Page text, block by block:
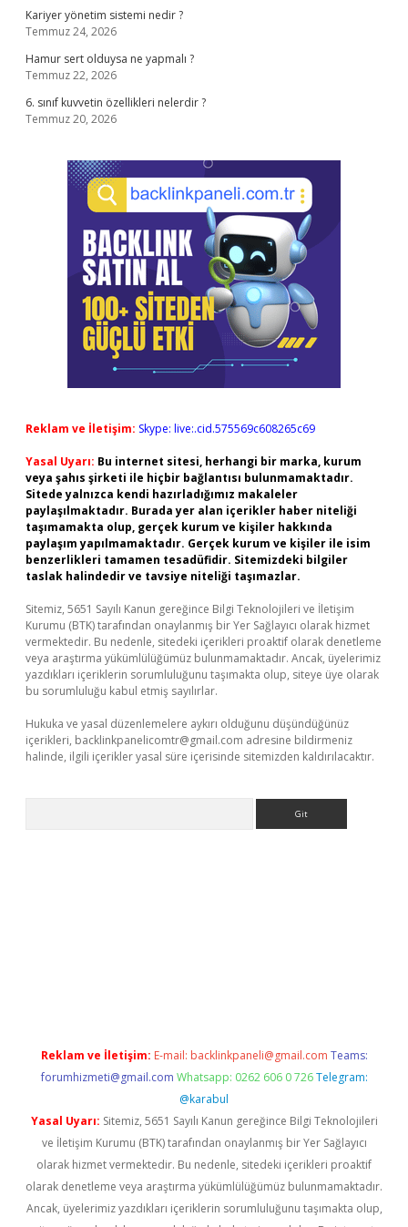
Kariyer yönetim sistemi nedir ?
Temmuz 24, 2026
Hamur sert olduysa ne yapmalı ?
Temmuz 22, 2026
6. sınıf kuvvetin özellikleri nelerdir ?
Temmuz 20, 2026
Reklam ve İletişim: Skype: live:.cid.575569c608265c69
Yasal Uyarı: Bu internet sitesi, herhangi bir marka, kurum
veya şahıs şirketi ile hiçbir bağlantısı bulunmamaktadır.
Sitede yalnızca kendi hazırladığımız makaleler
paylaşılmaktadır. Burada yer alan içerikler haber niteliği
taşımamakta olup, gerçek kurum ve kişiler hakkında
paylaşım yapılmamaktadır. Gerçek kurum ve kişiler ile isim
benzerlikleri tamamen tesadüfidir. Sitemizdeki bilgiler
taslak halindedir ve tavsiye niteliği taşımazlar.
Sitemiz, 5651 Sayılı Kanun gereğince Bilgi Teknolojileri ve İletişim
Kurumu (BTK) tarafından onaylanmış bir Yer Sağlayıcı olarak hizmet
vermektedir. Bu nedenle, sitedeki içerikleri proaktif olarak denetleme
veya araştırma yükümlülüğümüz bulunmamaktadır. Ancak, üyelerimiz
yazdıkları içeriklerin sorumluluğunu taşımakta olup, siteye üye olarak
bu sorumluluğu kabul etmiş sayılırlar.
Hukuka ve yasal düzenlemelere aykırı olduğunu düşündüğünüz
içerikleri, backlinkpanelicomtr@gmail.com adresine bildirmeniz
halinde, ilgili içerikler yasal süre içerisinde sitemizden kaldırılacaktır.
Reklam ve İletişim: E-mail: backlinkpaneli@gmail.com Teams:
forumhizmeti@gmail.com Whatsapp: 0262 606 0 726 Telegram:
@karabul
Yasal Uyarı: Sitemiz, 5651 Sayılı Kanun gereğince Bilgi Teknolojileri
ve İletişim Kurumu (BTK) tarafından onaylanmış bir Yer Sağlayıcı
olarak hizmet vermektedir. Bu nedenle, sitedeki içerikleri proaktif
olarak denetleme veya araştırma yükümlülüğümüz bulunmamaktadır.
Ancak, üyelerimiz yazdıkları içeriklerin sorumluluğunu taşımakta olup,